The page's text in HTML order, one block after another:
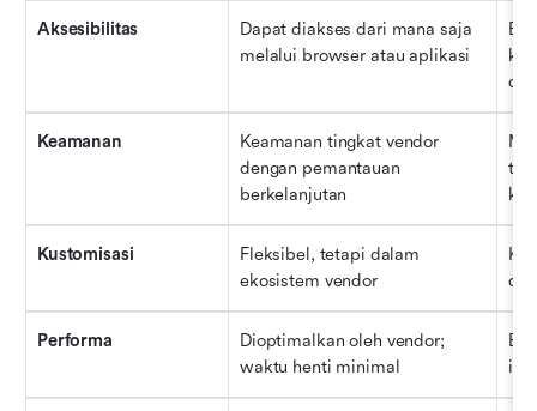
Aksesibilitas
Dapat diakses dari mana saja
melalui browser atau aplikasi
Keamanan
Keamanan tingkat vendor
dengan pemantauan
berkelanjutan
Kustomisasi
Fleksibel, tetapi dalam
ekosistem vendor
Performa
Dioptimalkan oleh vendor;
waktu henti minimal